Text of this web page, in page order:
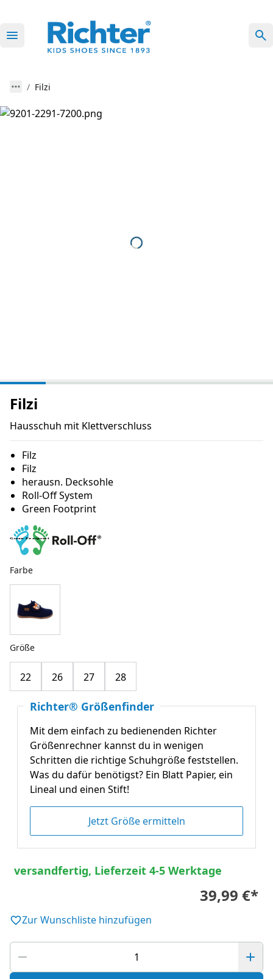
Filzi
Filzi
Hausschuh mit Klettverschluss
Filz
Filz
herausn. Decksohle
Roll-Off System
Green Footprint
Farbe
Größe
22 26 27 28
Richter® Größenfinder
Mit dem einfach zu bedienenden Richter
Größenrechner kannst du in wenigen
Schritten die richtige Schuhgröße feststellen.
Was du dafür benötigst? Ein Blatt Papier, ein
Lineal und einen Stift!
Jetzt Größe ermitteln
versandfertig, Lieferzeit 4-5 Werktage
39,99 €*
Zur Wunschliste hinzufügen